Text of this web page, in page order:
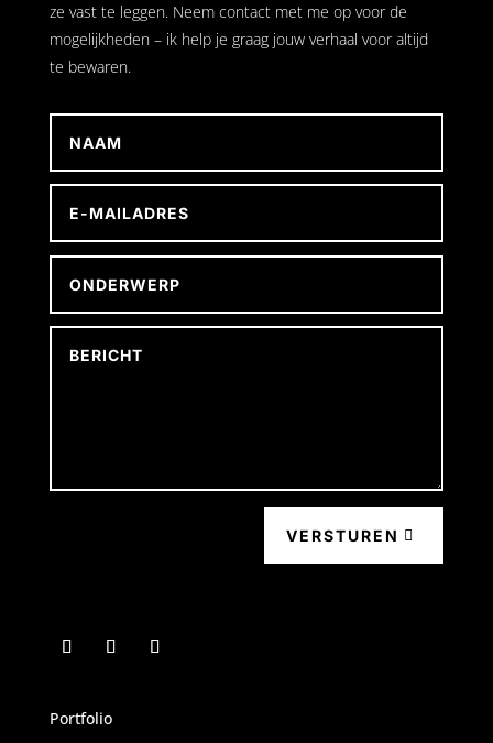
ze vast te leggen. Neem contact met me op voor de
mogelijkheden – ik help je graag jouw verhaal voor altijd
te bewaren.
VERSTUREN
Portfolio